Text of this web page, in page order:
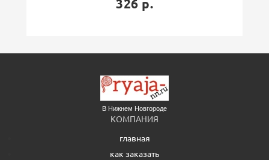
326 р.
В Нижнем Новгороде
КОМПАНИЯ
главная
как заказать